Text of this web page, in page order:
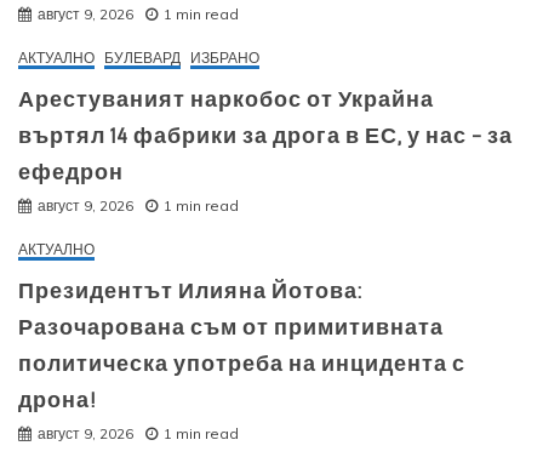
август 9, 2026 1 min read
АКТУАЛНО БУЛЕВАРД ИЗБРАНО
Арестуваният наркобос от Украйна
въртял 14 фабрики за дрога в ЕС, у нас – за
ефедрон
август 9, 2026 1 min read
АКТУАЛНО
Президентът Илияна Йотова:
Разочарована съм от примитивната
политическа употреба на инцидента с
дрона!
август 9, 2026 1 min read